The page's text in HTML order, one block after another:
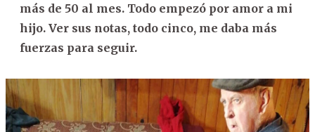
más de 50 al mes. Todo empezó por amor a mi
hijo. Ver sus notas, todo cinco, me daba más
fuerzas para seguir.